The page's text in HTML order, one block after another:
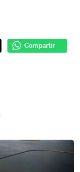
Compartir